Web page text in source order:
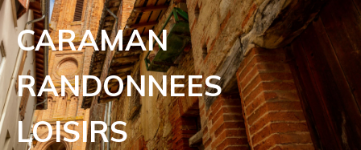
CARAMAN
RANDONNEES
LOISIRS